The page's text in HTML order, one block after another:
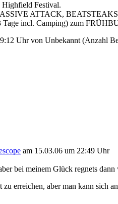
Festival.
ATTACK,
Tage incl. Camping) zum
Uhr von Unbekannt (Anzahl
am 15.03.06 um 22:49 Uhr
bei meinem Glück regnets
erreichen, aber man kann sich